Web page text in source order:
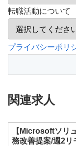
転職活動について
こ
フ
ー
は
プライバシーポリ
関連求人
【Microsoftソリ
務改善提案/週2リ